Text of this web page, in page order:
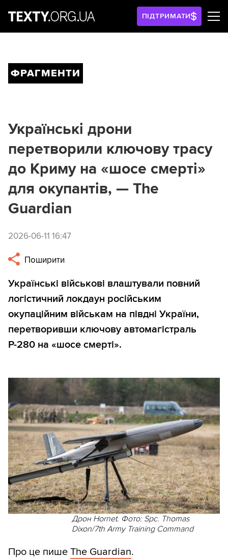
ПІДТРИМАТИ
ФРАГМЕНТИ
Українські дрони
перетворили ключову трасу
до Криму на «шосе смерті»
для окупантів, — The
Guardian
2026-06-11 16:47
Поширити
Українські військові влаштували повний
логістичний локдаун російським
окупаційним військам на півдні України,
перетворивши ключову автомагістраль
Р-280 на «шосе смерті».
Дрон Hornet. Фото: Spc. Thomas
Dixon/7th Army Training Command
Про це пише The Guardian.